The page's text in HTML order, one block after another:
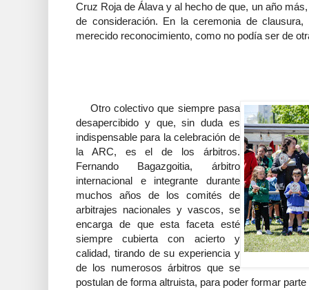
Cruz Roja de Álava y al hecho de que, un año
de consideración. En la ceremonia de
merecido reconocimiento, como no podía ser de
Otro colectivo que siempre pasa
desapercibido y que, sin duda es
indispensable para la celebración de
la ARC, es el de los árbitros.
Fernando Bagazgoitia, árbitro
internacional e integrante durante
muchos años de los comités de
arbitrajes nacionales y vascos, se
encarga de que esta faceta esté
siempre cubierta con acierto y
calidad, tirando de su experiencia y
de los numerosos árbitros que se
postulan de forma altruista, para poder formar